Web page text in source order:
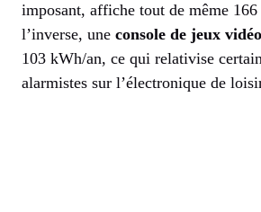
imposant, affiche tout de même
l’inverse, une console de jeux vidéo
103 kWh/an, ce qui relativise
alarmistes sur l’électronique de